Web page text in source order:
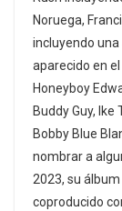
Noruega,
incluyendo una
aparecido en
Honeyboy
Buddy Guy,
Bobby Blue
nombrar a
2023, su
coproducido